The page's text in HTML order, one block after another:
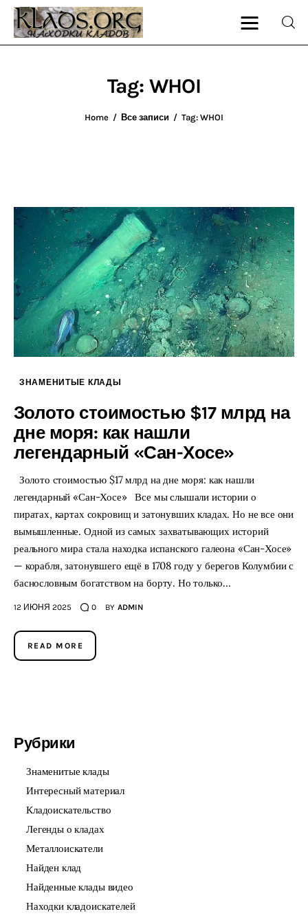
Tag: WHOI
Home Все записи Tag: WHOI
Контакт
ЗНАМЕНИТЫЕ КЛАДЫ
Золото стоимостью $17 млрд на
дне моря: как нашли
легендарный «Сан-Хосе»
Золото стоимостью $17 млрд на дне моря: как нашли
легендарный «Сан-Хосе» Все мы слышали истории о
пиратах, картах сокровищ и затонувших кладах. Но не все они
вымышленные. Одной из самых захватывающих историй
реального мира стала находка испанского галеона «Сан-Хосе»
— корабля, затонувшего ещё в 1708 году у берегов Колумбии с
баснословным богатством на борту. Но только…
12 ИЮНЯ 2025 0 BY ADMIN
READ MORE
Рубрики
Знаменитые клады
Интересный материал
Кладоискательство
Легенды о кладах
Металлоискатели
Найден клад
Найденные клады видео
Находки кладоискателей